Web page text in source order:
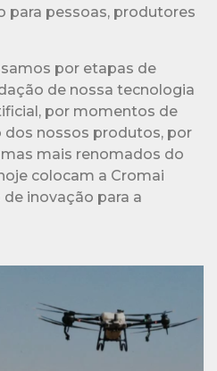
para pessoas, produtores
por etapas de
de nossa tecnologia
por momentos de
nossos produtos, por
mais renomados do
colocam a Cromai
inovação para a